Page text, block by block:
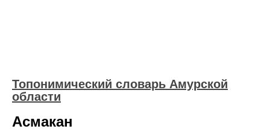
Топонимический словарь Амурской
области
Асмакан